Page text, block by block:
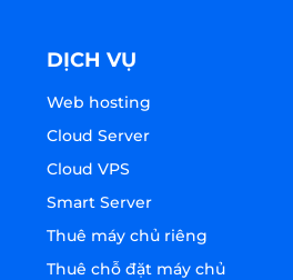
DỊCH VỤ
Web hosting
Cloud Server
Cloud VPS
Smart Server
Thuê máy chủ riêng
Thuê chỗ đặt máy chủ